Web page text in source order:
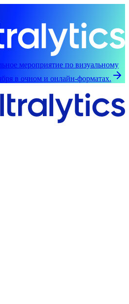
мероприятие по визуальному
в очном и онлайн-форматах.